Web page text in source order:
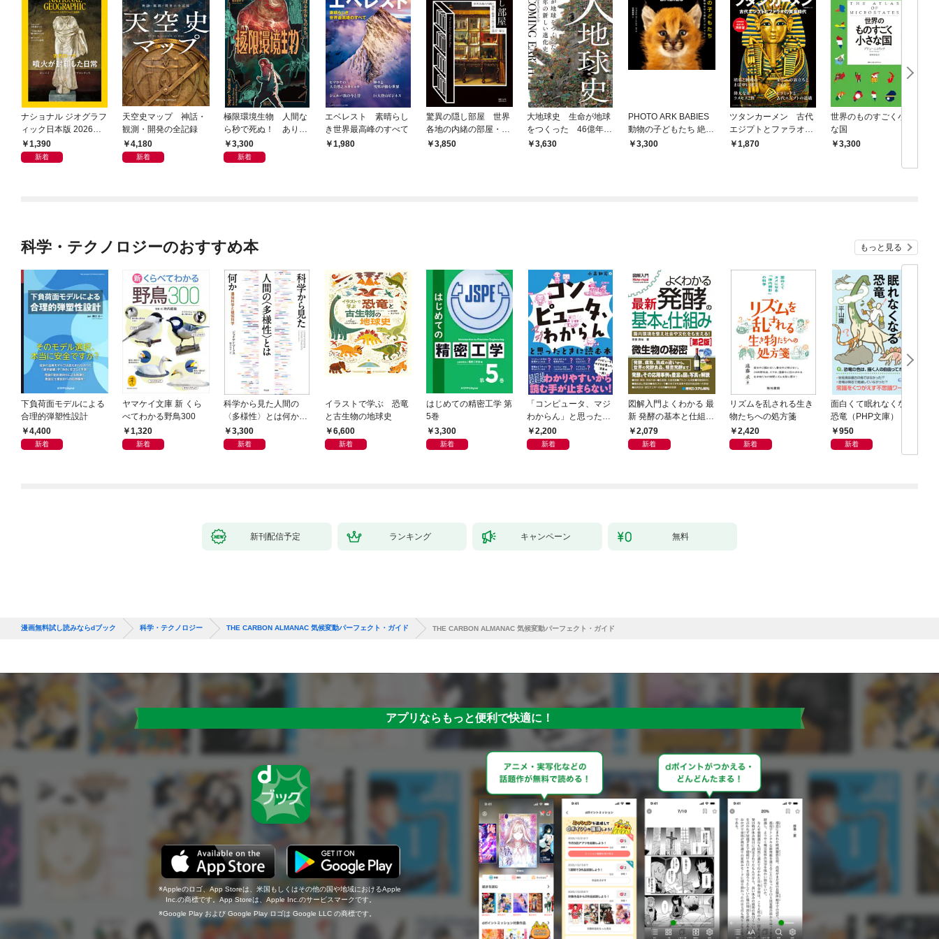
ナショナル ジオグラフ
ィック日本版 2026年8
月号 [雑誌]
1,390
新着
天空史マップ 神話・
観測・開発の全記録
4,180
新着
極限環境生物 人間な
ら秒で死ぬ！ ありえ
ない場所でがんばる生
きものたち
3,300
新着
エベレスト 素晴らし
き世界最高峰のすべて
1,980
驚異の隠し部屋 世界
各地の内緒の部屋・秘
密の抜け道・迷宮・秘
3,850
大地球史 生命が地球
をつくった 46億年の
新しい進化史
3,630
PHOTO ARK BABIES
動物の子どもたち 絶滅
から動物を守る撮影プ
3,300
ツタンカーメン 古代
エジプトとファラオの
黄金時代
1,870
世界のものすごく小さ
な国
3,300
科学・テクノロジーのおすすめ本 もっと見る
下負荷面モデルによる
合理的弾塑性設計
4,400
新着
ヤマケイ文庫 新 くら
べてわかる野鳥300
1,320
新着
科学から見た人間の
〈多様性〉とは何か―
―遺伝科学と疑似科学
3,300
新着
イラストで学ぶ 恐竜
と古生物の地球史
6,600
新着
はじめての精密工学 第
5巻
3,300
新着
「コンピュータ、マジ
わからん」と思ったと
きに読む本
2,200
新着
図解入門よくわかる 最
新 発酵の基本と仕組み
［第2版］
2,079
新着
リズムを乱される生き
物たちへの処方箋
2,420
新着
面白くて眠れなくなる
恐竜（PHP文庫）
950
新着
新刊配信予定 ランキング キャンペーン 無料
漫画無料試し読みならdブック 科学・テクノロジー THE CARBON ALMANAC 気候変動パーフェクト・ガイド THE CARBON ALMANAC 気候変動パーフェクト・ガイド
アプリならもっと便利で快適に！
Appleのロゴ、App Storeは、米国もしくはその他の国や地域におけるApple
Inc.の商標です。App Storeは、Apple Inc.のサービスマークです。
Google Play および Google Play ロゴは Google LLC の商標です。